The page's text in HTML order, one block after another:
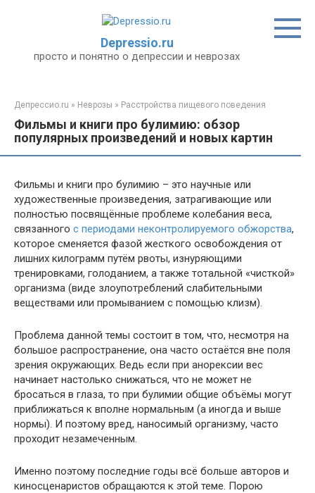
Depressio.ru
просто и понятно о депрессии и неврозах
Депрессио.ru » Неврозы » Расстройства пищевого поведения
Фильмы и книги про булимию: обзор
популярных произведений и новых картин
Фильмы и книги про булимию – это научные или
художественные произведения, затрагивающие или
полностью посвящённые проблеме колебания веса,
связанного с периодами неконтролируемого обжорства,
которое сменяется фазой жесткого освобождения от
лишних килограмм путём рвоты, изнуряющими
тренировками, голоданием, а также тотальной «чисткой»
организма (виде злоупотреблений слабительными
веществами или промыванием с помощью клизм).
Проблема данной темы состоит в том, что, несмотря на
большое распространение, она часто остаётся вне поля
зрения окружающих. Ведь если при анорексии вес
начинает настолько снижаться, что не может не
бросаться в глаза, то при булимии общие объёмы могут
приближаться к вполне нормальным (а иногда и выше
нормы). И поэтому вред, наносимый организму, часто
проходит незамеченным.
Именно поэтому последние годы всё больше авторов и
киносценаристов обращаются к этой теме. Порою